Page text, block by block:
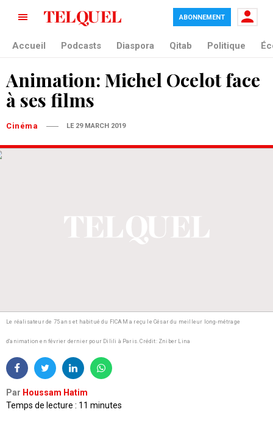
ABONNEMENT
Accueil Podcasts Diaspora Qitab Politique
Animation: Michel Ocelot face
à ses films
Cinéma LE 29 MARCH 2019
Le réalisateur de 75 ans et habitué du FICAM a reçu le César du meilleur long-métrage
d'animation en février dernier pour Dilili à Paris.Crédit: Zniber Lina
Par Houssam Hatim
Temps de lecture : 11 minutes